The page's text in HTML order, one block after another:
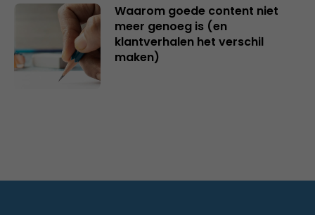
Waarom goede content niet
meer genoeg is (en
klantverhalen het verschil
maken)